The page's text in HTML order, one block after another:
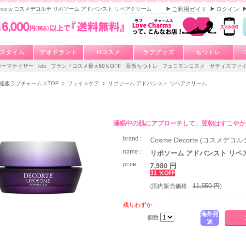
コスメデコルテ リポソーム アドバンスト リペアクリーム ご利用ガイド ログイン
タイム デオドラント Hコスメ ラブグッズ ちつトレ
ーマナイザー lelo ブランドコスメ最大60％OFF 最新ちつトレ フェロモンコスメ サティスファ
販ラブチャームスTOP フェイスケア リポソーム アドバンスト リペアクリーム
睡眠中の肌にアプローチして、翌朝はすこや
brand : Cosme Decorte (コスメデコル
name : リポソーム アドバンスト リペ
price : 7,980 円
31 ％OFF
(国内販売価格11,550 円)
残りわずか
個数
海外発
送